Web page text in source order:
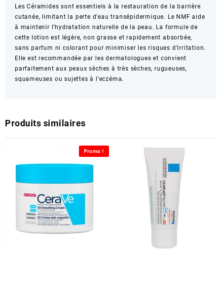
Les Céramides sont essentiels à la restauration de la barrière
cutanée, limitant la perte d’eau transépidermique. Le NMF aide
à maintenir l’hydratation naturelle de la peau. La formule de
cette lotion est légère, non grasse et rapidement absorbée,
sans parfum ni colorant pour minimiser les risques d’irritation.
Elle est recommandée par les dermatologues et convient
parfaitement aux peaux sèches à très sèches, rugueuses,
squameuses ou sujettes à l’eczéma.
Produits similaires
Promo !